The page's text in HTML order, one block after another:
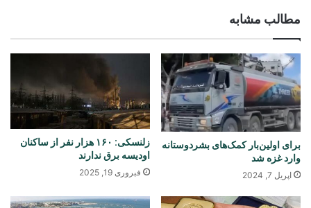
مطالب مشابه
برای اولین‌بار کمک‌های بشردوستانه
وارد غزه شد
اپریل 7, 2024
زلنسکی: ۱۶۰ هزار نفر از ساکنان
اودیسه برق ندارند
فبروری 19, 2025